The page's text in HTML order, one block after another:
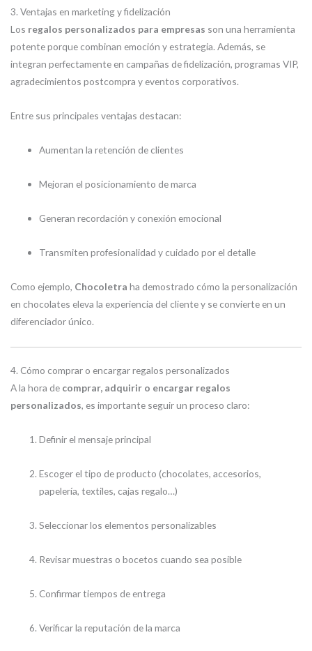
3. Ventajas en marketing y fidelización
Los regalos personalizados para empresas son una herramienta
potente porque combinan emoción y estrategia. Además, se
integran perfectamente en campañas de fidelización, programas VIP,
agradecimientos postcompra y eventos corporativos.
Entre sus principales ventajas destacan:
Aumentan la retención de clientes
Mejoran el posicionamiento de marca
Generan recordación y conexión emocional
Transmiten profesionalidad y cuidado por el detalle
Como ejemplo, Chocoletra ha demostrado cómo la personalización
en chocolates eleva la experiencia del cliente y se convierte en un
diferenciador único.
4. Cómo comprar o encargar regalos personalizados
A la hora de comprar, adquirir o encargar regalos
personalizados, es importante seguir un proceso claro:
Definir el mensaje principal
Escoger el tipo de producto (chocolates, accesorios,
papelería, textiles, cajas regalo…)
Seleccionar los elementos personalizables
Revisar muestras o bocetos cuando sea posible
Confirmar tiempos de entrega
Verificar la reputación de la marca